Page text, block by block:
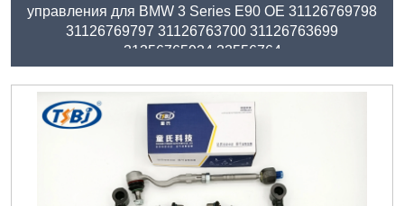
управления для BMW 3 Series E90 OE 31126769798
31126769797 31126763700 31126763699
31356765934 33556764